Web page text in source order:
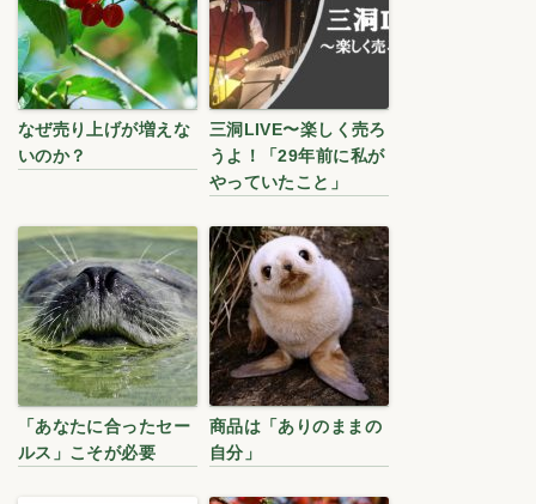
なぜ売り上げが増えな
いのか？
三洞LIVE〜楽しく売ろ
うよ！「29年前に私が
やっていたこと」
「あなたに合ったセー
ルス」こそが必要
商品は「ありのままの
自分」